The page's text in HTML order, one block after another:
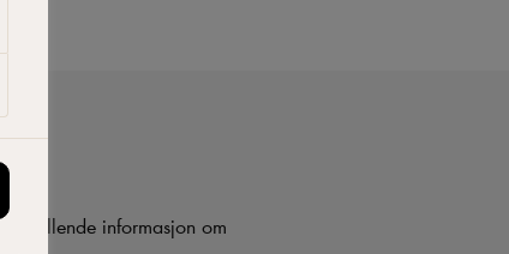
utfyllende informasjon om